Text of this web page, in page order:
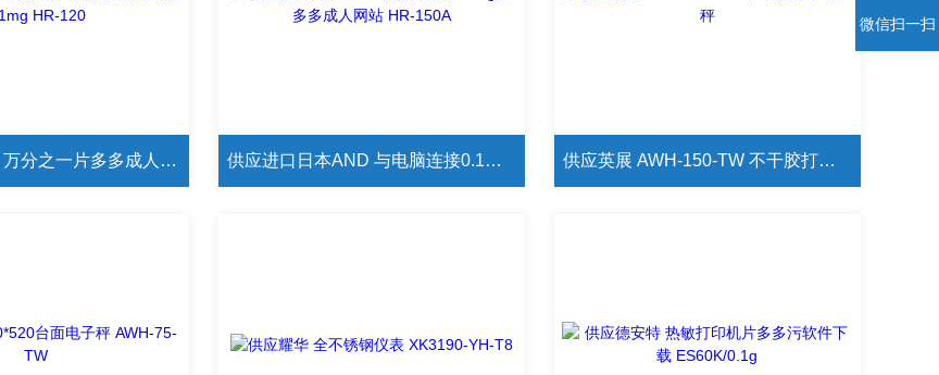
日本进口AND 万分之一片多多成人网站0.1mg HR-120 供应进口日本AND 与电脑连接0.1mg片多多成人网站 HR-150A 供应英展 AWH-150-TW 不干胶打印电子秤
微信扫一扫